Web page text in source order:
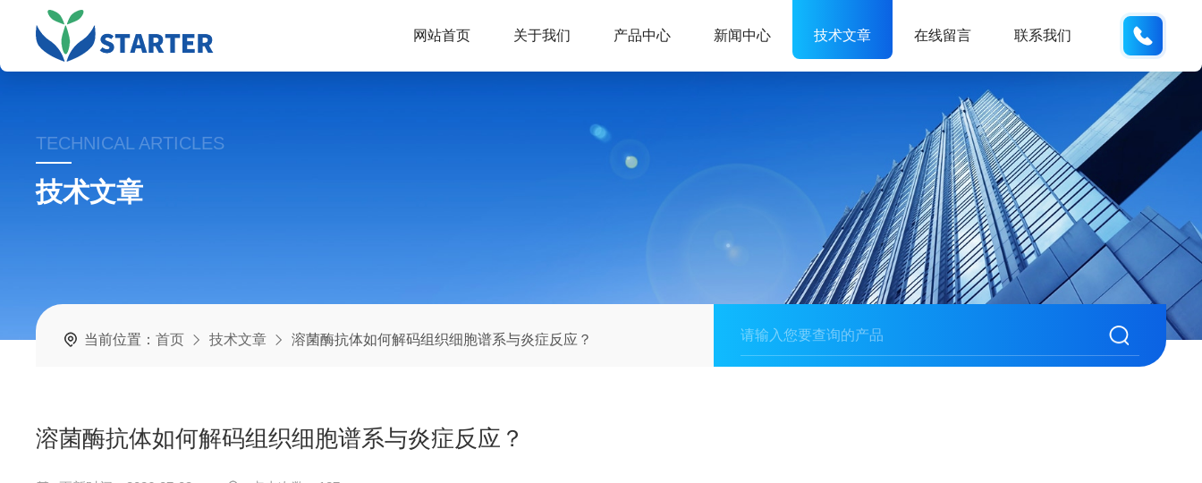
网站首页 关于我们 产品中心 新闻中心 技术文章 在线留言 联系我们
TECHNICAL ARTICLES
技术文章
当前位置：首页 技术文章 溶菌酶抗体如何解码组织细胞谱系与炎症反应？
溶菌酶抗体如何解码组织细胞谱系与炎症反应？